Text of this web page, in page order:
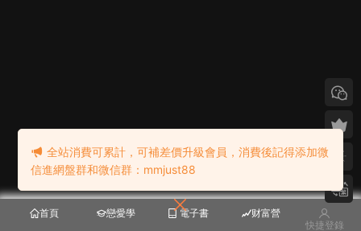
首頁 戀愛學 電子書
财富營
快捷登錄
全站消費可累計，可補差價升級會員，消費後記得添加微
信進網盤群和微信群：mmjust88